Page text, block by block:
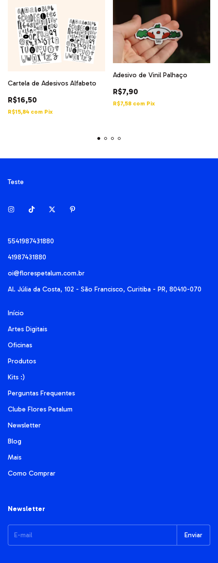
Cartela de Adesivos Alfabeto
R$16,50
R$15,84 com Pix
Adesivo de Vinil Palhaço
R$7,90
R$7,58 com Pix
Teste
5541987431880
41987431880
oi@florespetalum.com.br
Al. Júlia da Costa, 102 - São Francisco, Curitiba - PR, 80410-070
Início
Artes Digitais
Oficinas
Produtos
Kits :)
Perguntas Frequentes
Clube Flores Petalum
Newsletter
Blog
Mais
Como Comprar
Newsletter